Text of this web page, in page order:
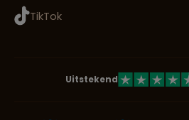
TikTok
Uitstekend